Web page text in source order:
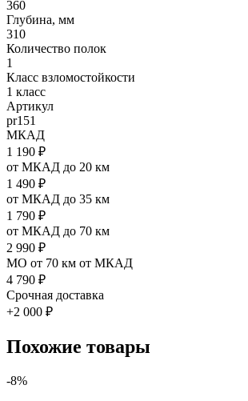
360
Глубина, мм
310
Количество полок
1
Класс взломостойкости
1 класс
Артикул
pr151
МКАД
1 190 ₽
от МКАД до 20 км
1 490 ₽
от МКАД до 35 км
1 790 ₽
от МКАД до 70 км
2 990 ₽
МО от 70 км от МКАД
4 790 ₽
Срочная доставка
+2 000 ₽
Похожие товары
-8%